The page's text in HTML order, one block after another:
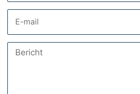
Bericht